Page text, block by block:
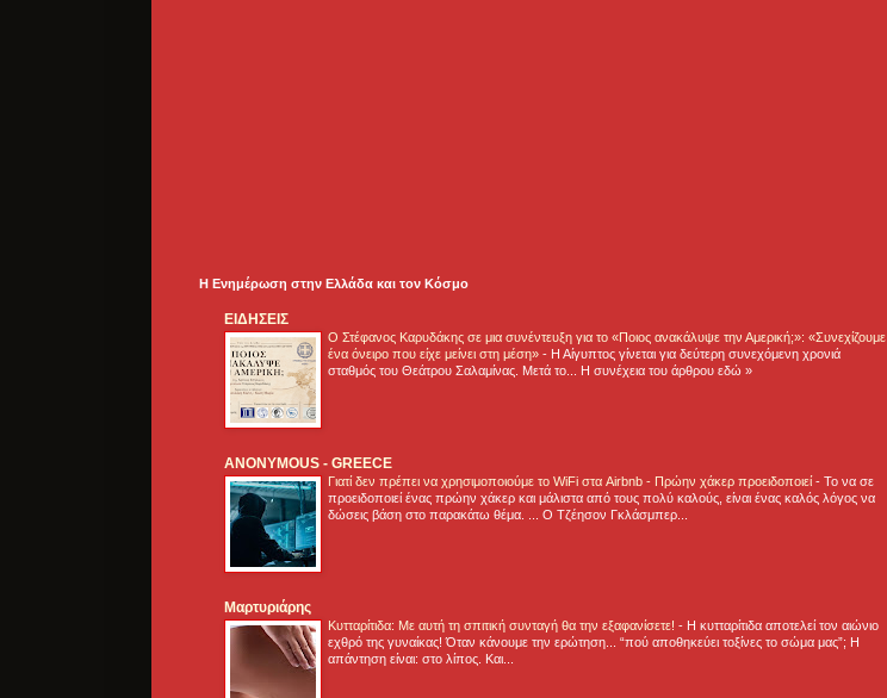
Η Ενημέρωση στην Ελλάδα και τoν Κόσμο
ΕΙΔΗΣΕΙΣ
Ο Στέφανος Καρυδάκης σε μια συνέντευξη για το «Ποιος ανακάλυψε την Αμερική;»: «Συνεχίζουμε
ένα όνειρο που είχε μείνει στη μέση» - Η Αίγυπτος γίνεται για δεύτερη συνεχόμενη χρονιά
σταθμός του Θεάτρου Σαλαμίνας. Μετά το... Η συνέχεια του άρθρου εδώ »
ANONYMOUS - GREECE
Γιατί δεν πρέπει να χρησιμοποιούμε το WiFi στα Airbnb - Πρώην χάκερ προειδοποιεί- Το να σε
προειδοποιεί ένας πρώην χάκερ και μάλιστα από τους πολύ καλούς, είναι ένας καλός λόγος να
δώσεις βάση στο παρακάτω θέμα. ... Ο Τζέησον Γκλάσμπερ...
Μαρτυριάρης
Κυτταρίτιδα: Με αυτή τη σπιτική συνταγή θα την εξαφανίσετε! - H κυτταρίτιδα αποτελεί τον αιώνιο
εχθρό της γυναίκας! Όταν κάνουμε την ερώτηση... “πού αποθηκεύει τοξίνες το σώμα μας”; Η
απάντηση είναι: στο λίπος. Και...